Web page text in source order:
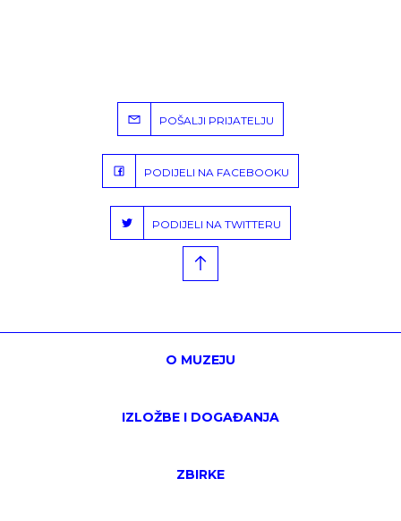
POŠALJI PRIJATELJU
PODIJELI NA FACEBOOKU
PODIJELI NA TWITTERU
O MUZEJU
IZLOŽBE I DOGAĐANJA
ZBIRKE